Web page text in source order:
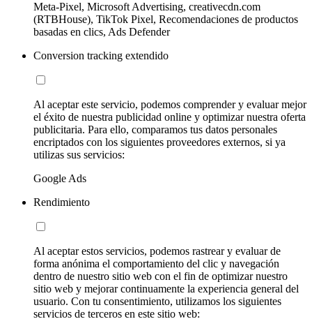
Meta-Pixel, Microsoft Advertising, creativecdn.com
(RTBHouse), TikTok Pixel, Recomendaciones de productos
basadas en clics, Ads Defender
Conversion tracking extendido
Al aceptar este servicio, podemos comprender y evaluar mejor
el éxito de nuestra publicidad online y optimizar nuestra oferta
publicitaria. Para ello, comparamos tus datos personales
encriptados con los siguientes proveedores externos, si ya
utilizas sus servicios:
Google Ads
Rendimiento
Al aceptar estos servicios, podemos rastrear y evaluar de
forma anónima el comportamiento del clic y navegación
dentro de nuestro sitio web con el fin de optimizar nuestro
sitio web y mejorar continuamente la experiencia general del
usuario. Con tu consentimiento, utilizamos los siguientes
servicios de terceros en este sitio web: